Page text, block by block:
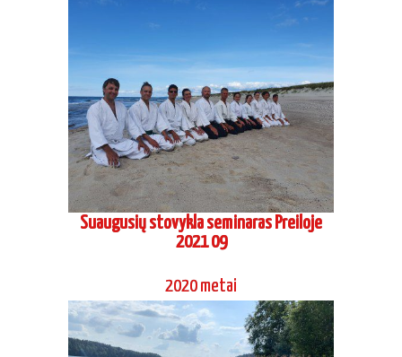
Suaugusių stovykla seminaras Preiloje
2021 09
2020 metai